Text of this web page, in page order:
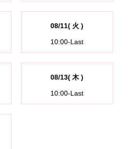
08/11( 火 )
10:00-Last
08/13( 木 )
10:00-Last